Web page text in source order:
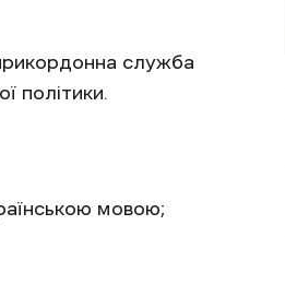
служба
політики.
мовою;